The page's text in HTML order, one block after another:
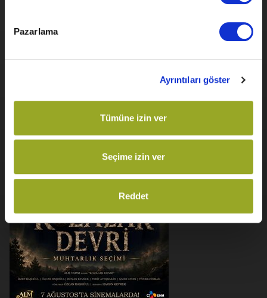
Pazarlama
Ayrıntıları göster
Tümüne izin ver
Seçime izin ver
Reddet
Keloğlan ve Hayvan Dostları
1 sa 23 dk
Animasyon